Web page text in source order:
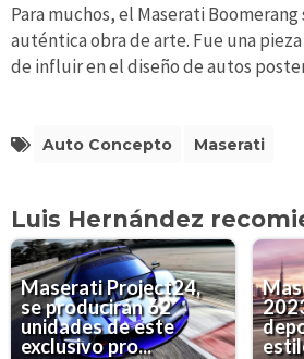
Para muchos, el Maserati Boomerang
auténtica obra de arte. Fue una
de influir en el diseño de autos
Auto Concepto Maserati
Luis Hernández
Maserati Project24,
se producirán 62
unidades de este
exclusivo pro...